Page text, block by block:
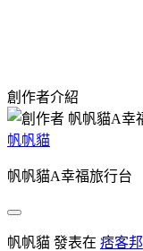
創作者介紹
帆帆貓
帆帆貓A幸福旅行台
帆帆貓 發表在 痞客邦